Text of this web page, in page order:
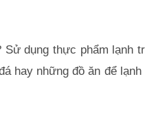
dụng thực phẩm lạnh
hay những đồ ăn để lạnh